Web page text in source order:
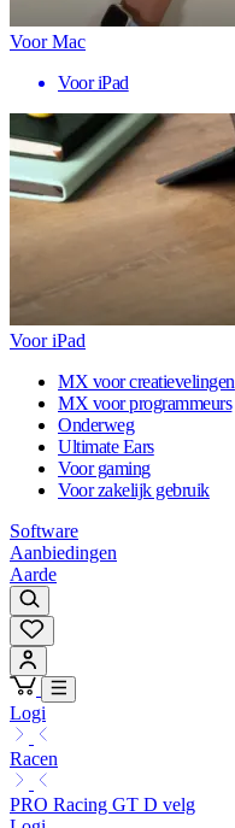
Voor Mac
Voor iPad
Voor iPad
MX voor creatievelingen
MX voor programmeurs
Onderweg
Ultimate Ears
Voor gaming
Voor zakelijk gebruik
Software
Aanbiedingen
Aarde
Logi
Racen
PRO Racing GT D velg